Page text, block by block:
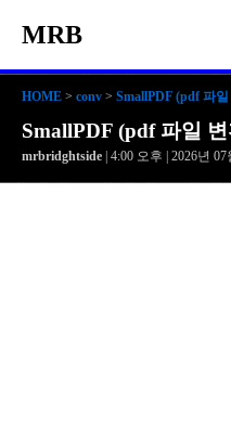
MRB
HOME > conv > SmallPDF (pdf 파
SmallPDF (pdf 파일
mrbridghtside | 4:00 오후 | 2026년 07